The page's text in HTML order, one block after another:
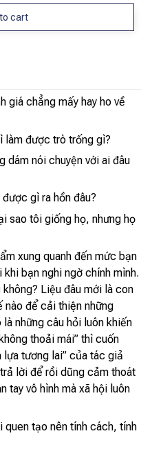
cart
giá chẳng mấy hay ho về
làm được trò trống gì?
dám nói chuyện với ai đâu
gì ra hồn đâu?
sao tôi giống họ, nhưng họ
xung quanh đến mức bạn
bạn nghi ngờ chính mình.
Liệu đâu mới là con
nào để cải thiện những
những câu hỏi luôn khiến
thoải mái” thì cuốn
lựa tương lai” của tác giả
lời để rồi dũng cảm thoát
tay vô hình mà xã hội luôn
quen tạo nên tính cách, tính